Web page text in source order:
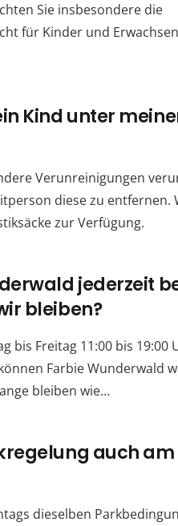
Sie insbesondere die
für Kinder und
Kind unter
Verunreinigungen
diese zu entfernen.
zur Verfügung.
jederzeit
bleiben?
bis Freitag 11:00 bis 19:00
Farbie Wunderwald
bleiben wie…
auch am
dieselben